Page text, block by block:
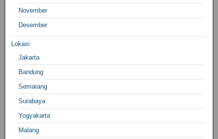
November
Desember
Lokasi
Jakarta
Bandung
Semarang
Surabaya
Yogyakarta
Malang